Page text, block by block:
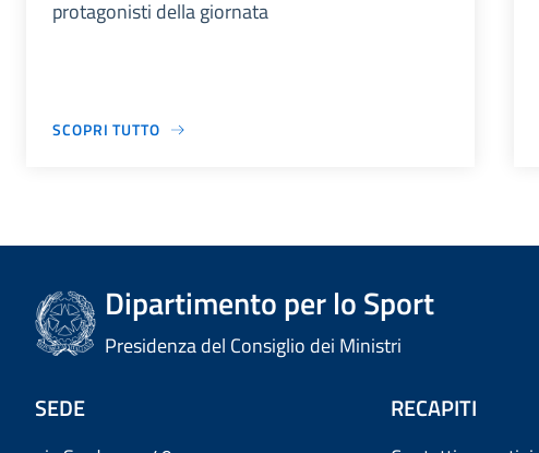
protagonisti della giornata
SCOPRI TUTTO
Dipartimento per lo Sport
Presidenza del Consiglio dei Ministri
SEDE RECAPITI